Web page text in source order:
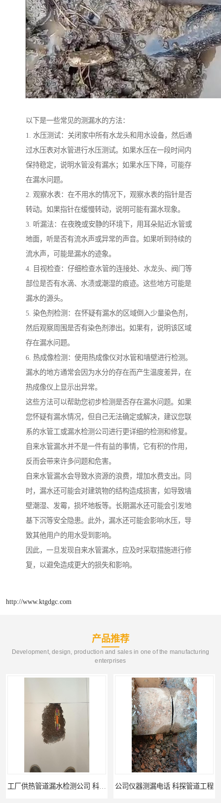
以下是一些常见的测漏水的方法：
1. 水压测试：关闭家中所有水龙头和用水设备，然后通
过水压表对水管进行水压测试。如果水压在一段时间内
保持稳定，说明水管没有漏水；如果水压下降，可能存
在漏水问题。
2. 观察水表：在不用水的情况下，观察水表的指针是否
转动。如果指针在缓慢转动，说明可能有漏水现象。
3. 听漏法：在夜晚或安静的环境下，用耳朵贴近水管或
地面，听是否有流水声或异常的声音。如果听到持续的
流水声，可能是漏水的迹象。
4. 目视检查：仔细检查水管的连接处、水龙头、阀门等
部位是否有水滴、水渍或潮湿的痕迹。这些地方可能是
漏水的源头。
5. 染色剂检测：在怀疑有漏水的区域倒入少量染色剂，
然后观察周围是否有染色剂渗出。如果有，说明该区域
存在漏水问题。
6. 热成像检测：使用热成像仪对水管和墙壁进行检测。
漏水的地方通常会因为水分的存在而产生温度差异，在
热成像仪上显示出异常。
这些方法可以帮助您初步检测是否存在漏水问题。如果
您怀疑有漏水情况，但自己无法确定或解决，建议您联
系的水管工或漏水检测公司进行更详细的检测和修复。
自来水管漏水并不是一件有益的事情，它有积的作用，
反而会带来许多问题和危害。
自来水管漏水会导致水资源的浪费，增加水费支出。同
时，漏水还可能会对建筑物的结构造成损害，如导致墙
壁潮湿、发霉，损坏地板等。长期漏水还可能会引发地
基下沉等安全隐患。此外，漏水还可能会影响水压，导
致其他用户的用水受到影响。
因此，一旦发现自来水管漏水，应及时采取措施进行修
复，以避免造成更大的损失和影响。
http://www.ktgdgc.com
产品推荐
Development, design, production and sales in one of the manufacturing
enterprises
公司仪器测漏电话 科探管道工程 工厂管道工程 科探管道工程